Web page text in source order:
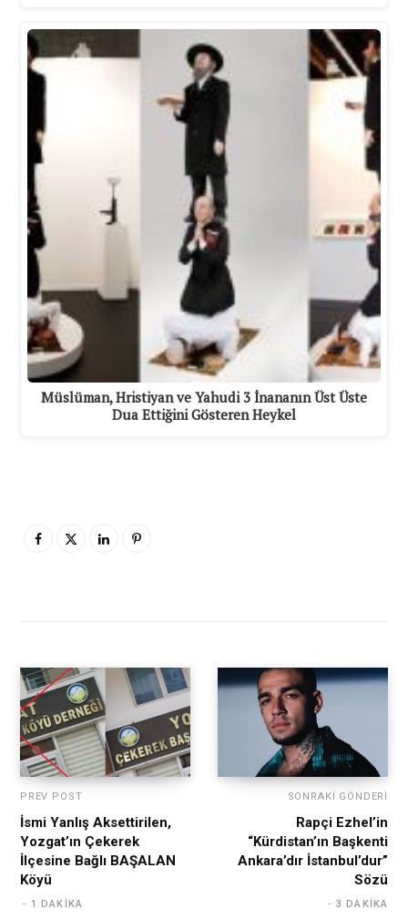
Müslüman, Hristiyan ve Yahudi 3 İnananın Üst Üste
Dua Ettiğini Gösteren Heykel
PREV POST
İsmi Yanlış Aksettirilen,
Yozgat’ın Çekerek
İlçesine Bağlı BAŞALAN
Köyü
1 DAKIKA
SONRAKI GÖNDERI
Rapçi Ezhel’in
“Kürdistan’ın Başkenti
Ankara’dır İstanbul’dur”
Sözü
3 DAKIKA